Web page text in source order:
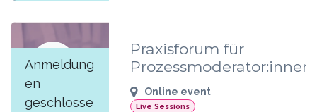
JUN
10
Anmeldung
en
geschlosse
Praxisforum für
Prozessmoderator:innen
Online event
Live Sessions